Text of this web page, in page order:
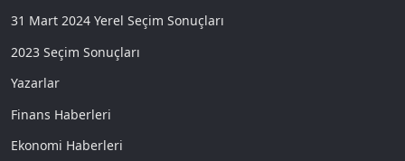
31 Mart 2024 Yerel Seçim Sonuçları
2023 Seçim Sonuçları
Yazarlar
Finans Haberleri
Ekonomi Haberleri